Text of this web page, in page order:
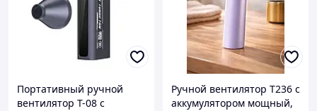
Портативный ручной
вентилятор T-08 с
Ручной вентилятор Т236 с
аккумулятором мощный,